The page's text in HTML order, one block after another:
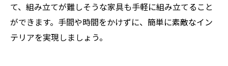
て、組み立てが難しそうな家具も手軽に組み立てること
ができます。手間や時間をかけずに、簡単に素敵なイン
テリアを実現しましょう。